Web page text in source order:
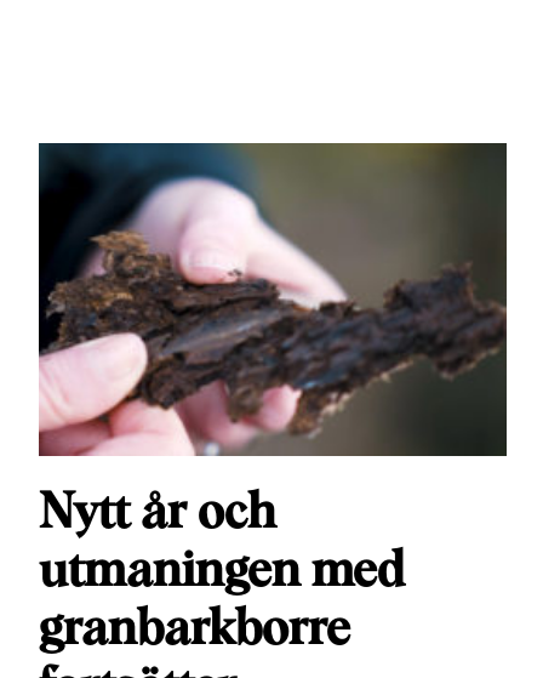
Nytt år och
utmaningen med
granbarkborre